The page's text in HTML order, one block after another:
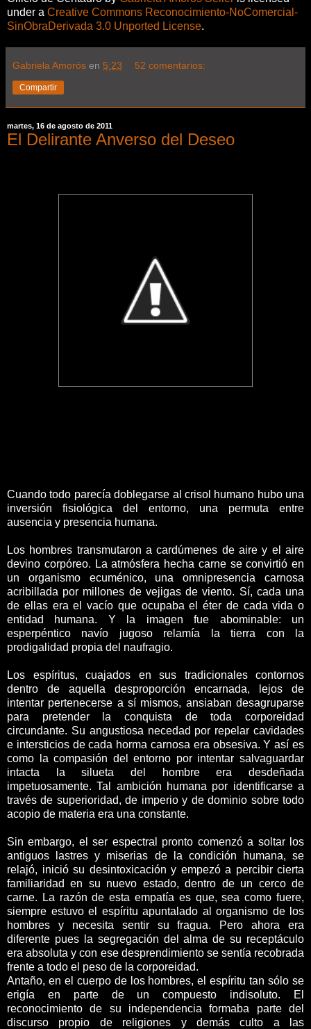
under a Creative Commons Reconocimiento-NoComercial-
SinObraDerivada 3.0 Unported License.
Gabriela Amorós en 5:23 52 comentarios:
Compartir
martes, 16 de agosto de 2011
El Delirante Anverso del Deseo
Cuando todo parecía doblegarse al crisol humano hubo una
inversión fisiológica del entorno, una permuta entre
ausencia y presencia humana.
Los hombres transmutaron a cardúmenes de aire y el aire
devino corpóreo. La atmósfera hecha carne se convirtió en
un organismo ecuménico, una omnipresencia carnosa
acribillada por millones de vejigas de viento. Sí, cada una
de ellas era el vacío que ocupaba el éter de cada vida o
entidad humana. Y la imagen fue abominable: un
esperpéntico navío jugoso relamía la tierra con la
prodigalidad propia del naufragio.
Los espíritus, cuajados en sus tradicionales contornos
dentro de aquella desproporción encarnada, lejos de
intentar pertenecerse a sí mismos, ansiaban desagruparse
para pretender la conquista de toda corporeidad
circundante. Su angustiosa necedad por repelar cavidades
e intersticios de cada horma carnosa era obsesiva. Y así es
como la compasión del entorno por intentar salvaguardar
intacta la silueta del hombre era desdeñada
impetuosamente. Tal ambición humana por identificarse a
través de superioridad, de imperio y de dominio sobre todo
acopio de materia era una constante.
Sin embargo, el ser espectral pronto comenzó a soltar los
antiguos lastres y miserias de la condición humana, se
relajó, inició su desintoxicación y empezó a percibir cierta
familiaridad en su nuevo estado, dentro de un cerco de
carne. La razón de esta empatía es que, sea como fuere,
siempre estuvo el espíritu apuntalado al organismo de los
hombres y necesita sentir su fragua. Pero ahora era
diferente pues la segregación del alma de su receptáculo
era absoluta y con ese desprendimiento se sentía recobrada
frente a todo el peso de la corporeidad.
Antaño, en el cuerpo de los hombres, el espíritu tan sólo se
erigía en parte de un compuesto indisoluto. El
reconocimiento de su independencia formaba parte del
discurso propio de religiones y demás culto a las